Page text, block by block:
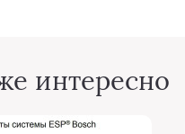
интересно